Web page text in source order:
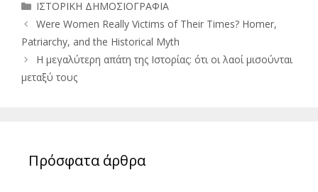
Κατηγορίες
ΙΣΤΟΡΙΚΗ ΔΗΜΟΣΙΟΓΡΑΦΙΑ
Were Women Really Victims of Their Times? Homer,
Patriarchy, and the Historical Myth
Η μεγαλύτερη απάτη της Ιστορίας: ότι οι λαοί μισούνται
μεταξύ τους
Πρόσφατα άρθρα